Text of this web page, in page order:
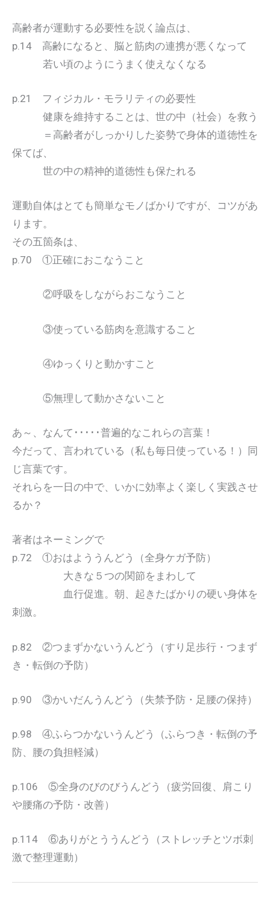
高齢者が運動する必要性を説く論点は、
p.14 高齢になると、脳と筋肉の連携が悪くなって
若い頃のようにうまく使えなくなる
p.21 フィジカル・モラリティの必要性
健康を維持することは、世の中（社会）を救う
＝高齢者がしっかりした姿勢で身体的道徳性を
保てば、
世の中の精神的道徳性も保たれる
運動自体はとても簡単なモノばかりですが、コツがあ
ります。
その五箇条は、
p.70 ①正確におこなうこと
②呼吸をしながらおこなうこと
③使っている筋肉を意識すること
④ゆっくりと動かすこと
⑤無理して動かさないこと
あ～、なんて･････普遍的なこれらの言葉！
今だって、言われている（私も毎日使っている！）同
じ言葉です。
それらを一日の中で、いかに効率よく楽しく実践させ
るか？
著者はネーミングで
p.72 ①おはよううんどう（全身ケガ予防）
大きな５つの関節をまわして
血行促進。朝、起きたばかりの硬い身体を
刺激。
p.82 ②つまずかないうんどう（すり足歩行・つまず
き・転倒の予防）
p.90 ③かいだんうんどう（失禁予防・足腰の保持）
p.98 ④ふらつかないうんどう（ふらつき・転倒の予
防、腰の負担軽減）
p.106 ⑤全身のびのびうんどう（疲労回復、肩こり
や腰痛の予防・改善）
p.114 ⑥ありがとううんどう（ストレッチとツボ刺
激で整理運動）